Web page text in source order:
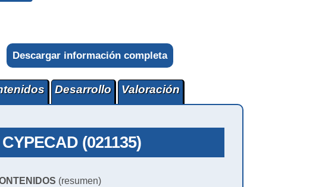
Descargar información completa
Desarrollo Valoración
(021135)
(resumen)